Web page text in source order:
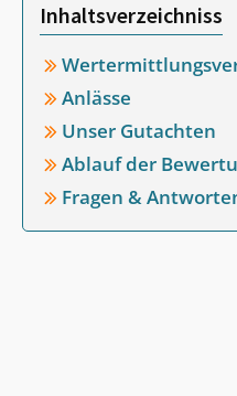
Inhaltsverzeichniss
Anlässe
Unser Gutachten
Ablauf der
Fragen &